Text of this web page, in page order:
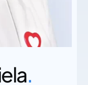
.